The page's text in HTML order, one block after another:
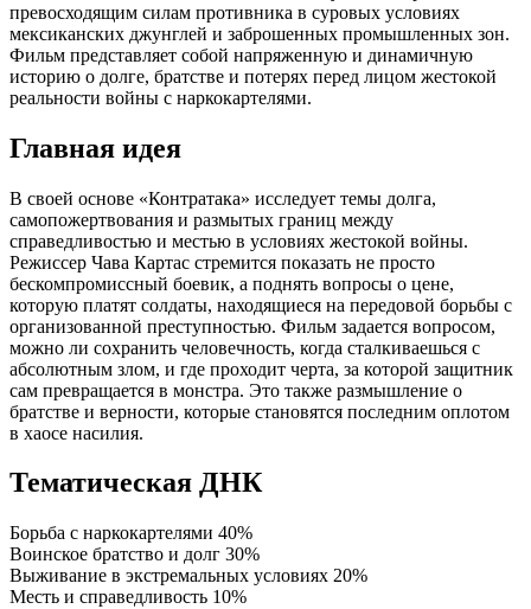
превосходящим силам противника в суровых условиях
мексиканских джунглей и заброшенных промышленных зон.
Фильм представляет собой напряженную и динамичную
историю о долге, братстве и потерях перед лицом жестокой
реальности войны с наркокартелями.
Главная идея
В своей основе «Контратака» исследует темы долга,
самопожертвования и размытых границ между
справедливостью и местью в условиях жестокой войны.
Режиссер Чава Картас стремится показать не просто
бескомпромиссный боевик, а поднять вопросы о цене,
которую платят солдаты, находящиеся на передовой борьбы с
организованной преступностью. Фильм задается вопросом,
можно ли сохранить человечность, когда сталкиваешься с
абсолютным злом, и где проходит черта, за которой защитник
сам превращается в монстра. Это также размышление о
братстве и верности, которые становятся последним оплотом
в хаосе насилия.
Тематическая ДНК
Борьба с наркокартелями 40%
Воинское братство и долг 30%
Выживание в экстремальных условиях 20%
Месть и справедливость 10%